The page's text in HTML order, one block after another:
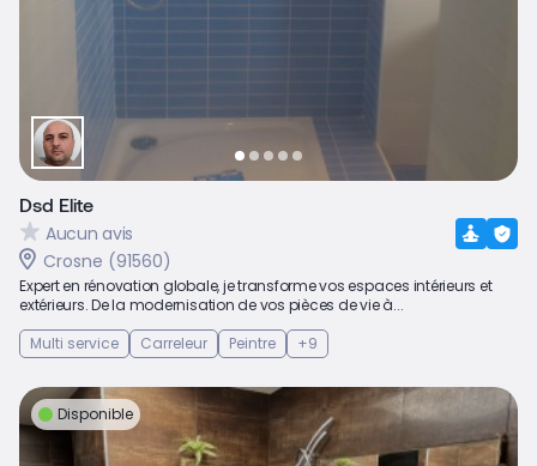
Dsd Elite
Aucun avis
Crosne (91560)
Expert en rénovation globale, je transforme vos espaces intérieurs et
extérieurs. De la modernisation de vos pièces de vie à...
Multi service
Carreleur Peintre +9
Disponible